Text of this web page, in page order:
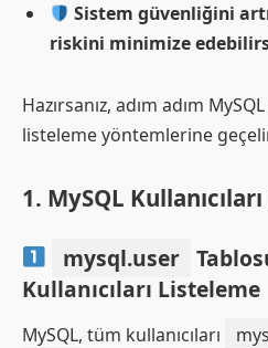
Sistem güvenliğini
riskini minimize
Hazırsanız, adım adım
listeleme yöntemlerine
1. MySQL
mysql.user
Kullanıcıları Listeleme
MySQL, tüm kullanıcıları